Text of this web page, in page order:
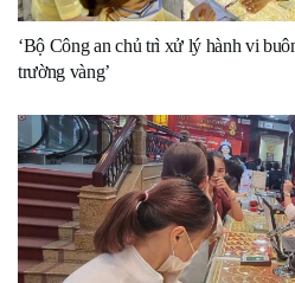
‘Bộ Công an chủ trì xử lý hành vi
trường vàng’